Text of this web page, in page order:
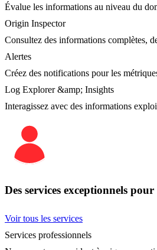
Évalue les informations au niveau du
Origin Inspector
Consultez des informations complètes,
Alertes
Créez des notifications pour les
Log Explorer &amp; Insights
Interagissez avec des informations
Des services exceptionnels
Voir tous les services
Services professionnels